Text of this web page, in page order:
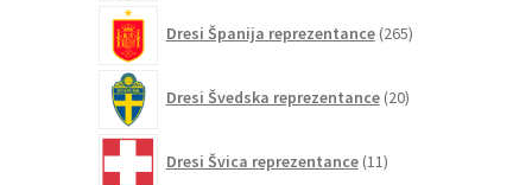
Dresi Španija reprezentance 265izdelkov
Dresi Švedska reprezentance 20izdelkov
Dresi Švica reprezentance 11izdelkov